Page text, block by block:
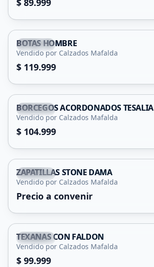
$ 89.999
Capital
BOTAS HOMBRE
Vendido por Calzados Mafalda
$ 119.999
Capital
BORCEGOS ACORDONADOS TESALIA
Vendido por Calzados Mafalda
$ 104.999
Capital
ZAPATILLAS STONE DAMA
Vendido por Calzados Mafalda
Precio a convenir
Capital
TEXANAS CON FALDON
Vendido por Calzados Mafalda
$ 99.999